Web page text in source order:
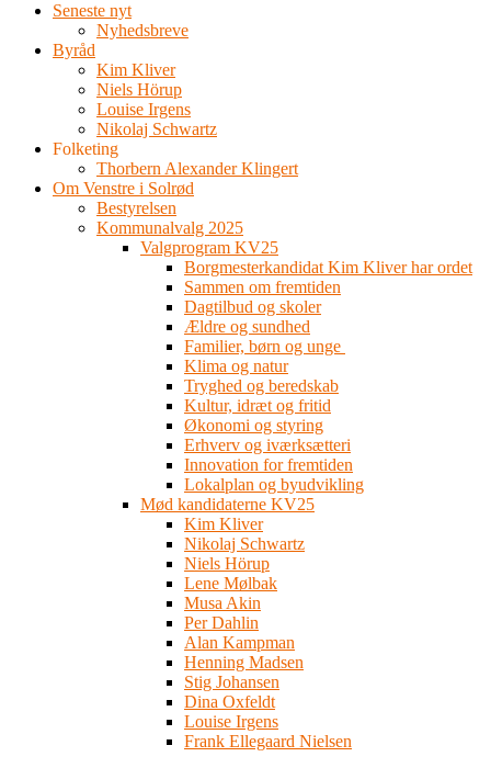
Seneste nyt
Nyhedsbreve
Byråd
Kim Kliver
Niels Hörup
Louise Irgens
Nikolaj Schwartz
Folketing
Thorbern Alexander Klingert
Om Venstre i Solrød
Bestyrelsen
Kommunalvalg 2025
Valgprogram KV25
Borgmesterkandidat Kim Kliver har ordet
Sammen om fremtiden
Dagtilbud og skoler
Ældre og sundhed
Familier, børn og unge
Klima og natur
Tryghed og beredskab
Kultur, idræt og fritid
Økonomi og styring
Erhverv og iværksætteri
Innovation for fremtiden
Lokalplan og byudvikling
Mød kandidaterne KV25
Kim Kliver
Nikolaj Schwartz
Niels Hörup
Lene Mølbak
Musa Akin
Per Dahlin
Alan Kampman
Henning Madsen
Stig Johansen
Dina Oxfeldt
Louise Irgens
Frank Ellegaard Nielsen